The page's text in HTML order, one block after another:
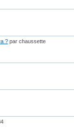
? par chaussette